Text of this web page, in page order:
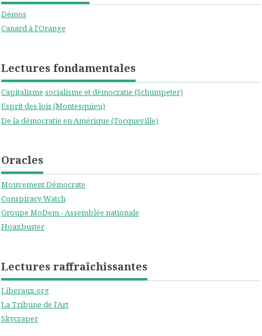
Démos
Canard à l'Orange
Lectures fondamentales
Capitalisme,socialisme et démocratie (Schumpeter)
Esprit des lois (Montesquieu)
De la démocratie en Amérique (Tocqueville)
Oracles
Mouvement Démocrate
Conspiracy Watch
Groupe MoDem - Assemblée nationale
Hoaxbuster
Lectures raffraîchissantes
Liberaux.org
La Tribune de l'Art
Skycraper